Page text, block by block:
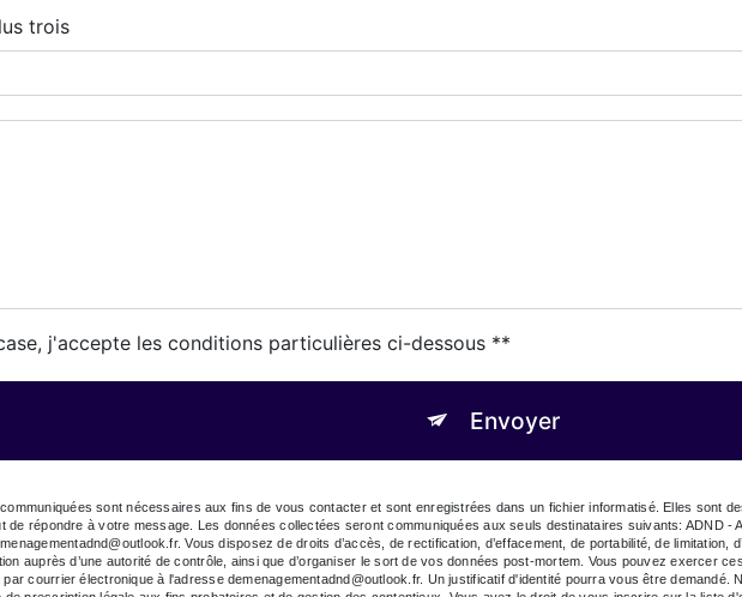
trois
j'accepte les conditions particulières ci-dessous **
Envoyer
sont nécessaires aux fins de vous contacter et sont enregistrées dans un fichier informatisé. Elles sont
de répondre à votre message. Les données collectées seront communiquées aux seuls destinataires suivants: ADND -
Vous disposez de droits d’accès, de rectification, d’effacement, de portabilité, de limitation,
auprès d’une autorité de contrôle, ainsi que d’organiser le sort de vos données post-mortem. Vous pouvez exercer
courrier électronique à l'adresse demenagementadnd@outlook.fr. Un justificatif d'identité pourra vous être